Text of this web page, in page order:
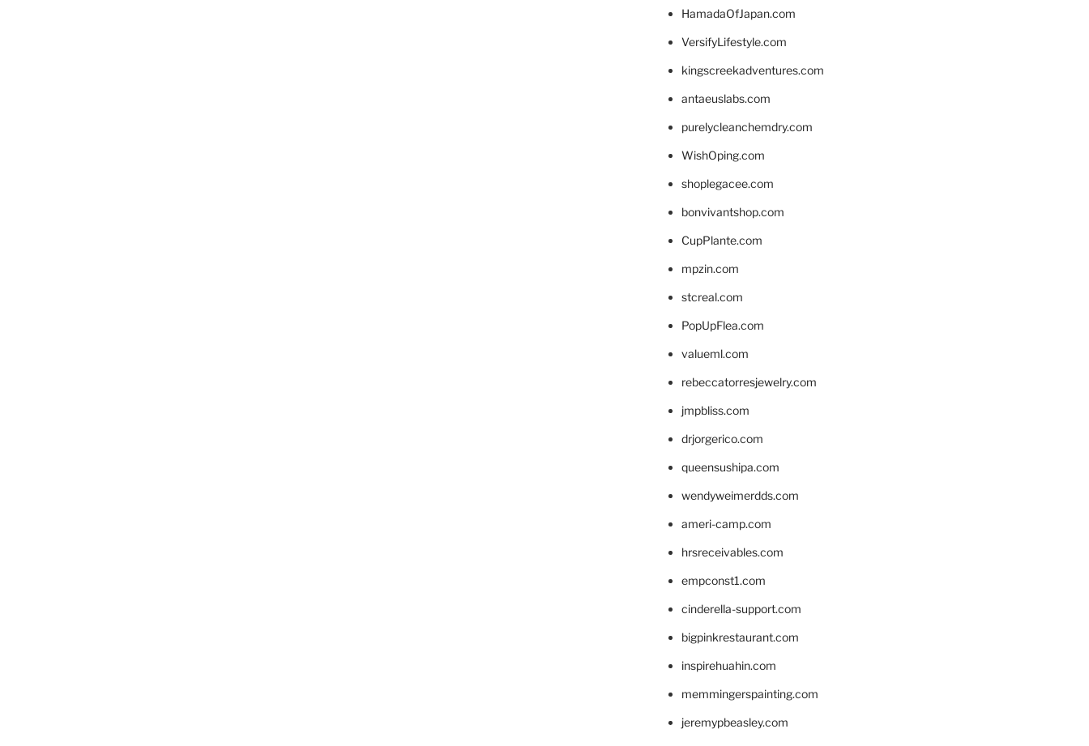
HamadaOfJapan.com
VersifyLifestyle.com
kingscreekadventures.com
antaeuslabs.com
purelycleanchemdry.com
WishOping.com
shoplegacee.com
bonvivantshop.com
CupPlante.com
mpzin.com
stcreal.com
PopUpFlea.com
valueml.com
rebeccatorresjewelry.com
jmpbliss.com
drjorgerico.com
queensushipa.com
wendyweimerdds.com
ameri-camp.com
hrsreceivables.com
empconst1.com
cinderella-support.com
bigpinkrestaurant.com
inspirehuahin.com
memmingerspainting.com
jeremypbeasley.com